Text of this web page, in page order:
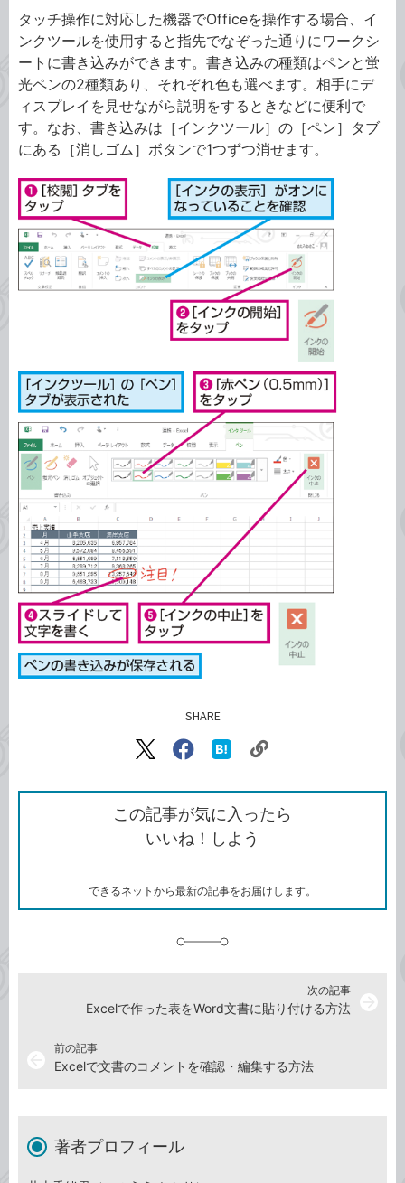
タッチ操作に対応した機器でOfficeを操作する場合、イ
ンクツールを使用すると指先でなぞった通りにワークシ
ートに書き込みができます。書き込みの種類はペンと蛍
光ペンの2種類あり、それぞれ色も選べます。相手にデ
ィスプレイを見せながら説明をするときなどに便利で
す。なお、書き込みは［インクツール］の［ペン］タブ
にある［消しゴム］ボタンで1つずつ消せます。
SHARE
X（旧
で
シ
ェ
ア
Facebook
シ
ェ
ア
な
ッ
ク
ク
ク
を
コ
この記事が気に入ったら
いいね！しよう
できるネットから最新の記事をお届けします。
前の記事
Excelで文書のコメントを確認・編集する方法
次の記事
Excelで作った表をWord文書に貼り付ける方法
著者プロフィール